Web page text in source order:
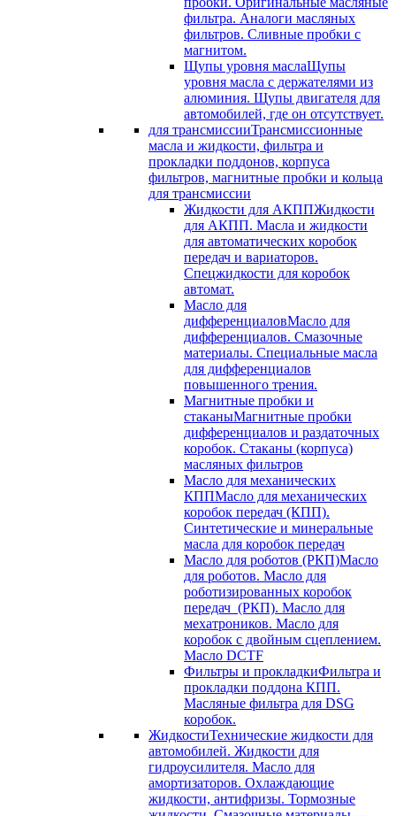
фильтра. Аналоги масляных
фильтров. Сливные пробки с
магнитом.
Щупы уровня маслаЩупы
уровня масла с держателями из
алюминия. Щупы двигателя для
автомобилей, где он отсутствует.
для трансмиссииТрансмиссионные
масла и жидкости, фильтра и
прокладки поддонов, корпуса
фильтров, магнитные пробки и кольца
для трансмиссии
Жидкости для АКППЖидкости
для АКПП. Масла и жидкости
для автоматических коробок
передач и вариаторов.
Спецжидкости для коробок
автомат.
Масло для
дифференциаловМасло для
дифференциалов. Смазочные
материалы. Специальные масла
для дифференциалов
повышенного трения.
Магнитные пробки и
стаканыМагнитные пробки
дифференциалов и раздаточных
коробок. Стаканы (корпуса)
масляных фильтров
Масло для механических
КППМасло для механических
коробок передач (КПП).
Синтетические и минеральные
масла для коробок передач
Масло для роботов (РКП)Масло
для роботов. Масло для
роботизированных коробок
передач (РКП). Масло для
мехатроников. Масло для
коробок с двойным сцеплением.
Масло DCTF
Фильтры и прокладкиФильтра и
прокладки поддона КПП.
Масляные фильтра для DSG
коробок.
ЖидкостиТехнические жидкости для
автомобилей. Жидкости для
гидроусилителя. Масло для
амортизаторов. Охлаждающие
жидкости, антифризы. Тормозные